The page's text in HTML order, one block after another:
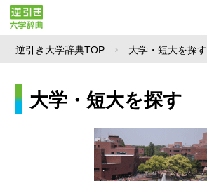
逆引き大学辞典TOP 大学・短大を探す
大学・短大を探す